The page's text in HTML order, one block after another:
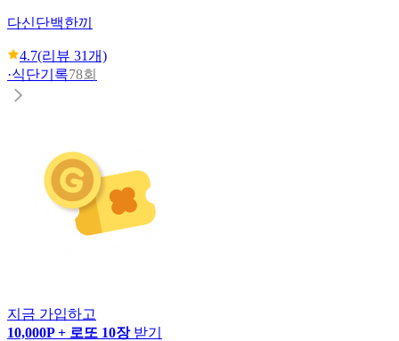
다신단백한끼
4.7(리뷰 31개)
·식단기록78회
지금 가입하고
10,000P + 로또 10장 받기